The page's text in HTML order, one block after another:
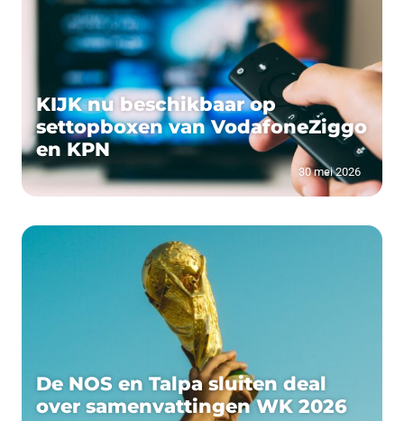
KIJK nu beschikbaar op
settopboxen van VodafoneZiggo
en KPN
30 mei 2026
De NOS en Talpa sluiten deal
over samenvattingen WK 2026